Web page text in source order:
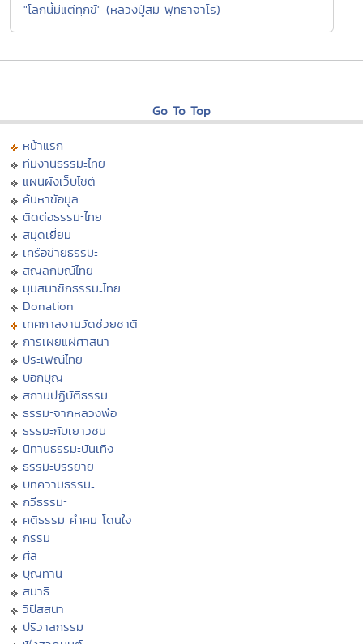
"โลกนี้มีแต่ทุกข์" (หลวงปู่สิม พุทธาจาโร)
Go To Top
หน้าแรก
ทีมงานธรรมะไทย
แผนผังเว็บไซต์
ค้นหาข้อมูล
ติดต่อธรรมะไทย
สมุดเยี่ยม
เครือข่ายธรรมะ
สัญลักษณ์ไทย
มุมสมาชิกธรรมะไทย
Donation
เทศกาลงานวัดช่วยชาติ
การเผยแผ่ศาสนา
ประเพณีไทย
บอกบุญ
สถานปฏิบัติธรรม
ธรรมะจากหลวงพ่อ
ธรรมะกับเยาวชน
นิทานธรรมะบันเทิง
ธรรมะบรรยาย
บทความธรรมะ
กวีธรรมะ
คติธรรม คำคม โดนใจ
กรรม
ศีล
บุญทาน
สมาธิ
วิปัสสนา
ปริวาสกรรม